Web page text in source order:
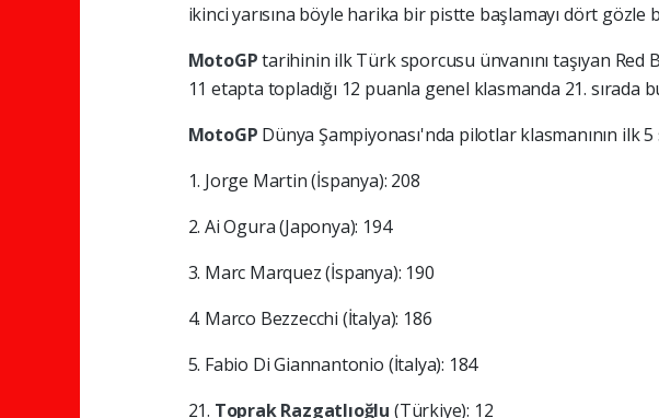
ikinci yarısına böyle harika bir pistte başlamayı dört gözle
MotoGPtarihinin ilk Türk sporcusu ünvanını taşıyan
11 etapta topladığı 12 puanla genel klasmanda 21. sırada
MotoGP Dünya Şampiyonası'nda pilotlar klasmanının ilk 5
1. Jorge Martin (İspanya): 208
2. Ai Ogura (Japonya): 194
3. Marc Marquez (İspanya): 190
4. Marco Bezzecchi (İtalya): 186
5. Fabio Di Giannantonio (İtalya): 184
21. Toprak Razgatlıoğlu (Türkiye): 12